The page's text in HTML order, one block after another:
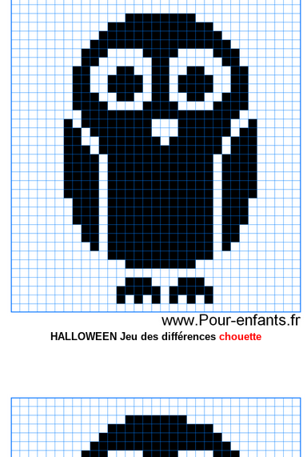
HALLOWEEN Jeu des différences chouette